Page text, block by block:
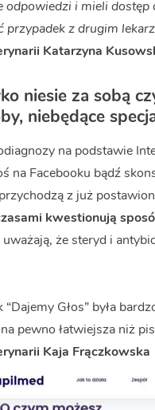
odpowiedzi i mieli
przypadek z drugim
Katarzyna
niesie za sobą
niebędące
na podstawie
na Facebooku bądź
z już
kwestionują
że steryd i
“Dajemy Głos” była
pewno łatwiejsza niż
Kaja Frączkowska